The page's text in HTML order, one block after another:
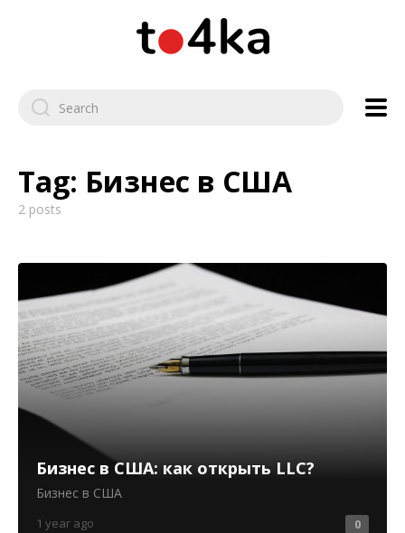
Tag: Бизнес в США
2 posts
Бизнес в США: как открыть LLC?
Бизнес в США
1 year ago 0